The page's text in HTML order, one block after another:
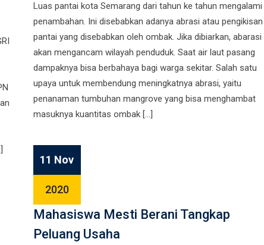
Luas pantai kota Semarang dari tahun ke tahun mengalami
penambahan. Ini disebabkan adanya abrasi atau pengikisan
pantai yang disebabkan oleh ombak. Jika dibiarkan, abarasi
akan mengancam wilayah penduduk. Saat air laut pasang
dampaknya bisa berbahaya bagi warga sekitar. Salah satu
upaya untuk membendung meningkatnya abrasi, yaitu
penanaman tumbuhan mangrove yang bisa menghambat
masuknya kuantitas ombak […]
11 Nov
2020
Mahasiswa Mesti Berani Tangkap
Peluang Usaha